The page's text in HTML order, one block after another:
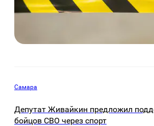
Самара
Депутат Живайкин предложил
бойцов СВО через спорт